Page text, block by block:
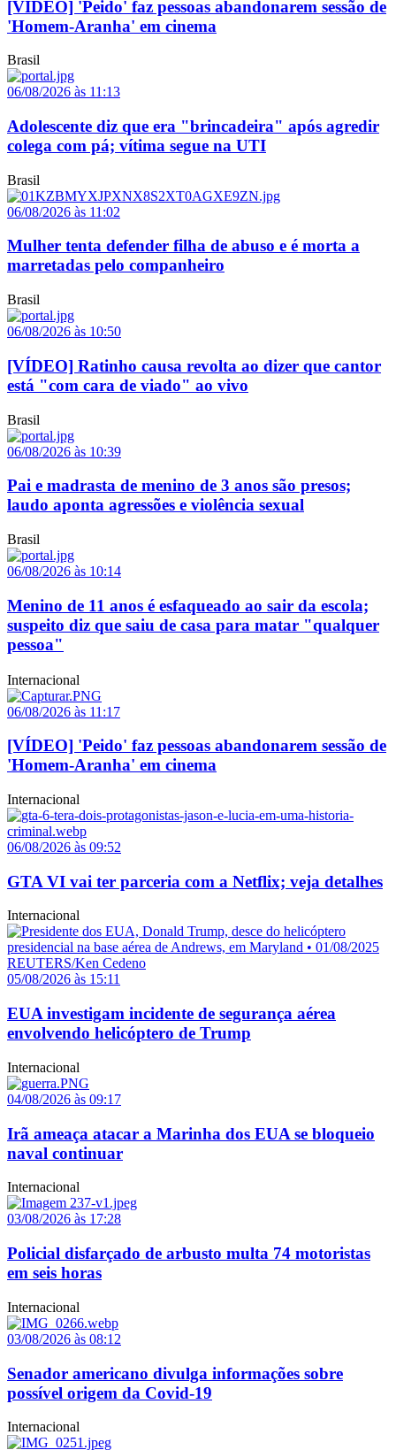
[VÍDEO] 'Peido' faz pessoas abandonarem sessão de
'Homem-Aranha' em cinema
Brasil
06/08/2026 às 11:13
Adolescente diz que era "brincadeira" após agredir
colega com pá; vítima segue na UTI
Brasil
06/08/2026 às 11:02
Mulher tenta defender filha de abuso e é morta a
marretadas pelo companheiro
Brasil
06/08/2026 às 10:50
[VÍDEO] Ratinho causa revolta ao dizer que cantor
está "com cara de viado" ao vivo
Brasil
06/08/2026 às 10:39
Pai e madrasta de menino de 3 anos são presos;
laudo aponta agressões e violência sexual
Brasil
06/08/2026 às 10:14
Menino de 11 anos é esfaqueado ao sair da escola;
suspeito diz que saiu de casa para matar "qualquer
pessoa"
Internacional
06/08/2026 às 11:17
[VÍDEO] 'Peido' faz pessoas abandonarem sessão de
'Homem-Aranha' em cinema
Internacional
06/08/2026 às 09:52
GTA VI vai ter parceria com a Netflix; veja detalhes
Internacional
05/08/2026 às 15:11
EUA investigam incidente de segurança aérea
envolvendo helicóptero de Trump
Internacional
04/08/2026 às 09:17
Irã ameaça atacar a Marinha dos EUA se bloqueio
naval continuar
Internacional
03/08/2026 às 17:28
Policial disfarçado de arbusto multa 74 motoristas
em seis horas
Internacional
03/08/2026 às 08:12
Senador americano divulga informações sobre
possível origem da Covid-19
Internacional